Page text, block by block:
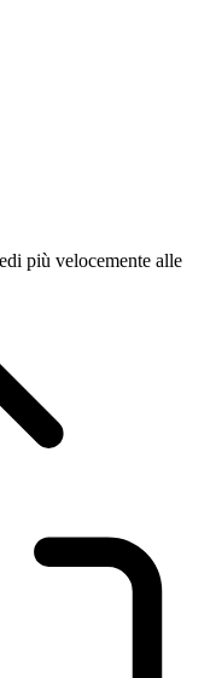
più velocemente alle